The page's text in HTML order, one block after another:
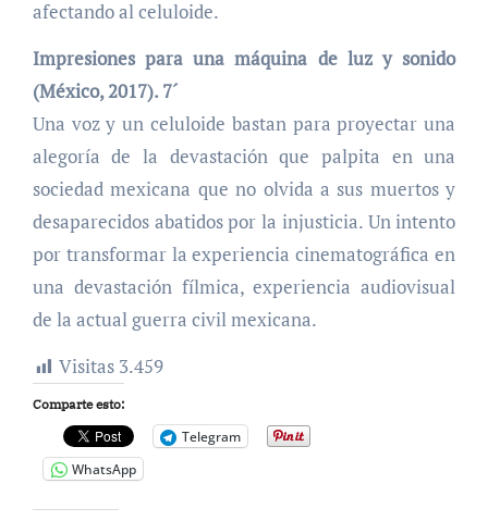
afectando al celuloide.
Impresiones para una máquina de luz y sonido
(México, 2017). 7´
Una voz y un celuloide bastan para proyectar una
alegoría de la devastación que palpita en una
sociedad mexicana que no olvida a sus muertos y
desaparecidos abatidos por la injusticia. Un intento
por transformar la experiencia cinematográfica en
una devastación fílmica, experiencia audiovisual
de la actual guerra civil mexicana.
Visitas 3.459
Comparte esto:
Telegram
WhatsApp